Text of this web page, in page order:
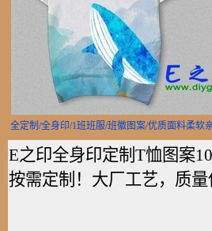
全定制/全身印/1班班服/班徽图案/优质面料柔软
E之印全身印定制T恤图案
按需定制！大厂工艺，质